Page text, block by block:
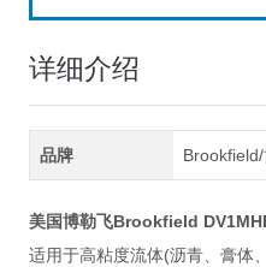
详细介绍
品牌
美国博勒飞Brookfield
适用于高粘度流体(沥青、膏体、